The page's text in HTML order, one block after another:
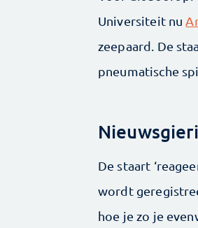
Universiteit nu
zeepaard. De
pneumatische
De staart
wordt
hoe je zo je